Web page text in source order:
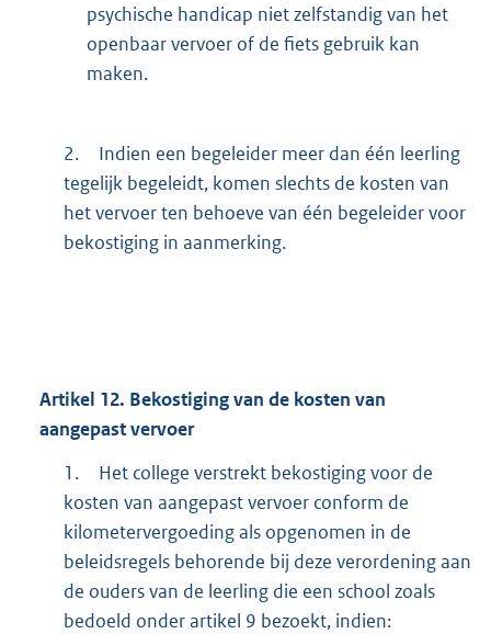
psychische handicap niet zelfstandig van het
openbaar vervoer of de fiets gebruik kan
maken.
2.
Indien een begeleider meer dan één leerling
tegelijk begeleidt, komen slechts de kosten van
het vervoer ten behoeve van één begeleider voor
bekostiging in aanmerking.
Artikel 12. Bekostiging van de kosten van
aangepast vervoer
1.
Het college verstrekt bekostiging voor de
kosten van aangepast vervoer conform de
kilometervergoeding als opgenomen in de
beleidsregels behorende bij deze verordening aan
de ouders van de leerling die een school zoals
bedoeld onder artikel 9 bezoekt, indien: